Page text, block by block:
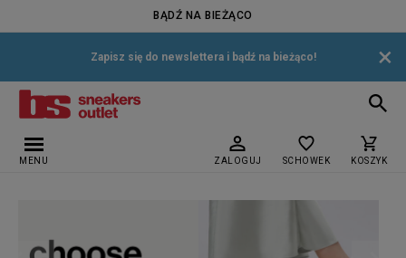
BĄDŹ NA BIEŻĄCO
Zapisz się do newslettera i bądź na bieżąco! ×
MENU ZALOGUJ SCHOWEK KOSZYK